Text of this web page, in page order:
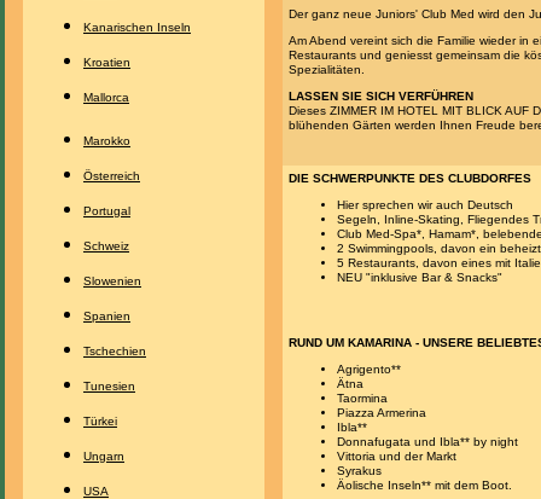
Kanarischen Inseln
Kroatien
Mallorca
Marokko
Österreich
Portugal
Schweiz
Slowenien
Spanien
Tschechien
Tunesien
Türkei
Ungarn
USA
Der ganz neue Juniors' Club Med wird den
Am Abend vereint sich die Familie wieder in
Restaurants und geniesst gemeinsam die
Spezialitäten.
LASSEN SIE SICH VERFÜHREN
Dieses ZIMMER IM HOTEL MIT BLICK AUF
blühenden Gärten werden Ihnen Freude
DIE SCHWERPUNKTE DES CLUBDORFES
Hier sprechen wir auch Deutsch
Segeln, Inline-Skating, Fliegendes
Club Med-Spa*, Hamam*,
2 Swimmingpools, davon ein
5 Restaurants, davon eines mit
NEU "inklusive Bar & Snacks"
RUND UM KAMARINA - UNSERE
Agrigento**
Ätna
Taormina
Piazza Armerina
Ibla**
Donnafugata und Ibla** by night
Vittoria und der Markt
Syrakus
Äolische Inseln** mit dem Boot.